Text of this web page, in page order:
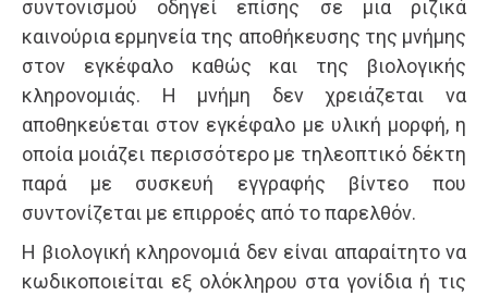
συντονισμού οδηγεί επίσης σε μια ριζικά
καινούρια ερμηνεία της αποθήκευσης της μνήμης
στον εγκέφαλο καθώς και της βιολογικής
κληρονομιάς. Η μνήμη δεν χρειάζεται να
αποθηκεύεται στον εγκέφαλο με υλική μορφή, η
οποία μοιάζει περισσότερο με τηλεοπτικό δέκτη
παρά με συσκευή εγγραφής βίντεο που
συντονίζεται με επιρροές από το παρελθόν.
Η βιολογική κληρονομιά δεν είναι απαραίτητο να
κωδικοποιείται εξ ολόκληρου στα γονίδια ή τις